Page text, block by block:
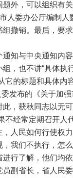
题外，可以组织有
人委办公厅编制人
组撤销。最后，要
通知与中央通知内
，也不讲“具体执
它的标题和具体内
发布的《关于加
此，获秋同志以无
不经常定期召开人
人民如何行使权
我们不执行，怎
进行了解，他们均
副省长，省人民